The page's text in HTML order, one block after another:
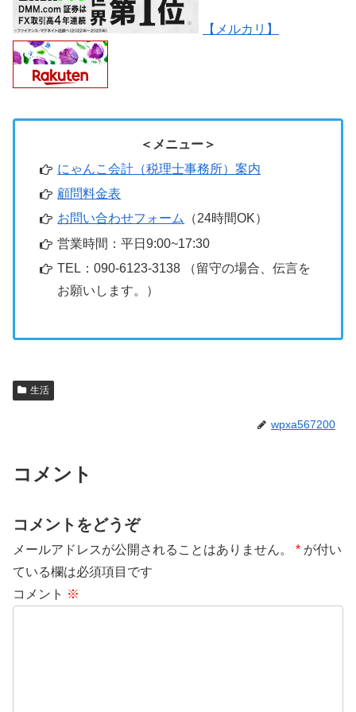
【メルカリ】
＜メニュー＞
にゃんこ会計（税理士事務所）案内
顧問料金表
お問い合わせフォーム （24時間OK）
営業時間：平日9:00~17:30
TEL：090-6123-3138 （留守の場合、伝言を
お願いします。）
生活
wpxa567200
コメント
コメントをどうぞ
メールアドレスが公開されることはありません。 * が付い
ている欄は必須項目です
コメント ※